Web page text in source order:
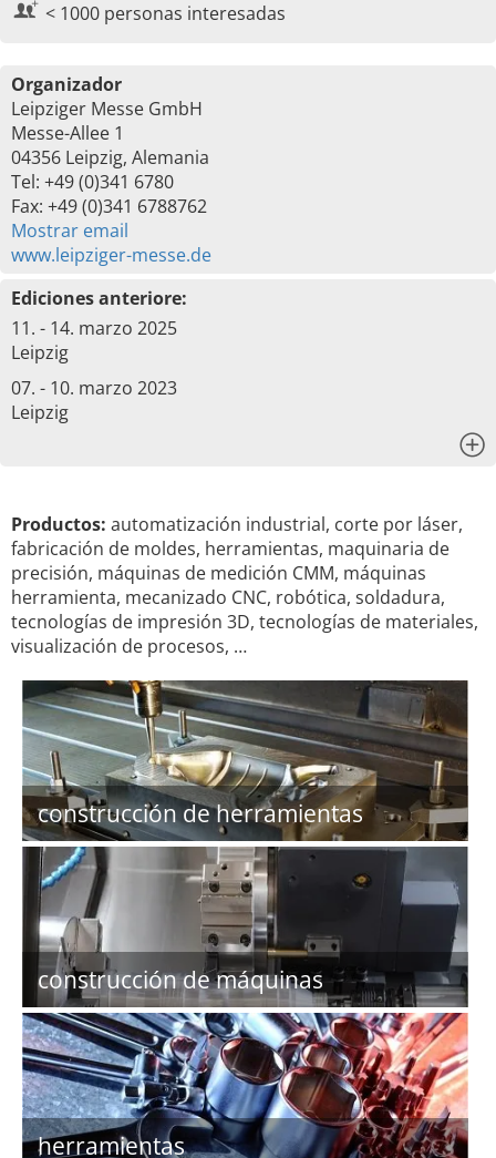
< 1000 personas interesadas
Organizador
Leipziger Messe GmbH
Messe-Allee 1
04356 Leipzig, Alemania
Tel: +49 (0)341 6780
Fax: +49 (0)341 6788762
Mostrar email
www.leipziger-messe.de
Ediciones anteriore:
11. - 14. marzo 2025
Leipzig
07. - 10. marzo 2023
Leipzig
Productos: automatización industrial, corte por láser,
fabricación de moldes, herramientas, maquinaria de
precisión, máquinas de medición CMM, máquinas
herramienta, mecanizado CNC, robótica, soldadura,
tecnologías de impresión 3D, tecnologías de materiales,
visualización de procesos, …
construcción de herramientas
construcción de máquinas
herramientas